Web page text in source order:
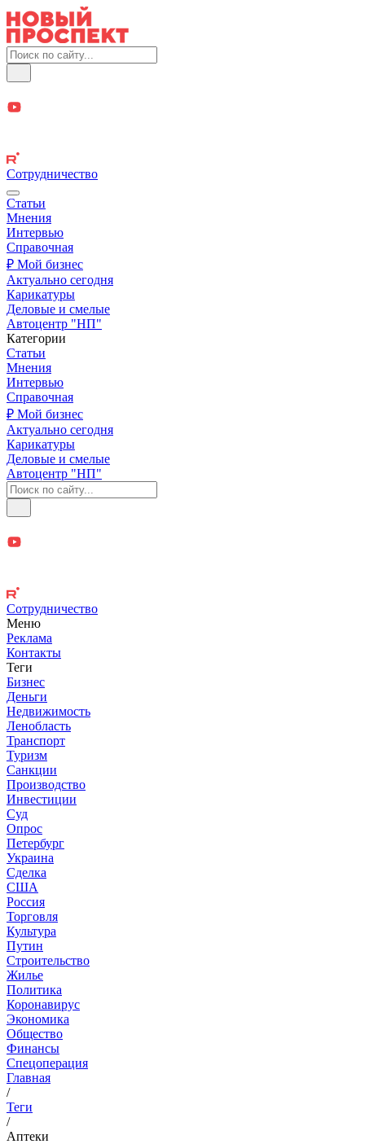
Сотрудничество
Статьи
Мнения
Интервью
Справочная
₽ Мой бизнес
Актуально сегодня
Карикатуры
Деловые и смелые
Автоцентр "НП"
Категории
Статьи
Мнения
Интервью
Справочная
₽ Мой бизнес
Актуально сегодня
Карикатуры
Деловые и смелые
Автоцентр "НП"
Сотрудничество
Меню
Реклама
Контакты
Теги
Бизнес
Деньги
Недвижимость
Ленобласть
Транспорт
Туризм
Санкции
Производство
Инвестиции
Суд
Опрос
Петербург
Украина
Сделка
США
Россия
Торговля
Культура
Путин
Строительство
Жилье
Политика
Коронавирус
Экономика
Общество
Финансы
Спецоперация
Главная
/
Теги
/
Аптеки